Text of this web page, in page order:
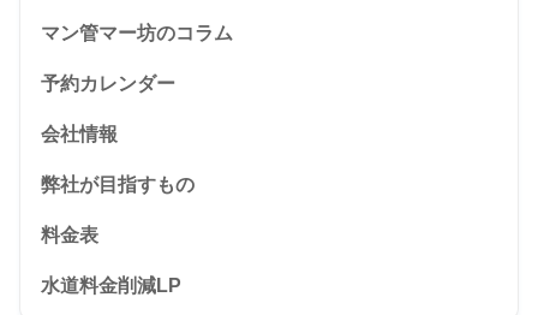
マン管マー坊のコラム
予約カレンダー
会社情報
弊社が目指すもの
料金表
水道料金削減LP